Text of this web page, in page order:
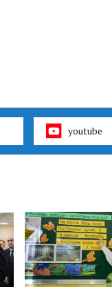
youtube